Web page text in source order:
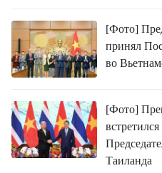
[Фото]
принял
во
[Фото]
Таиланда